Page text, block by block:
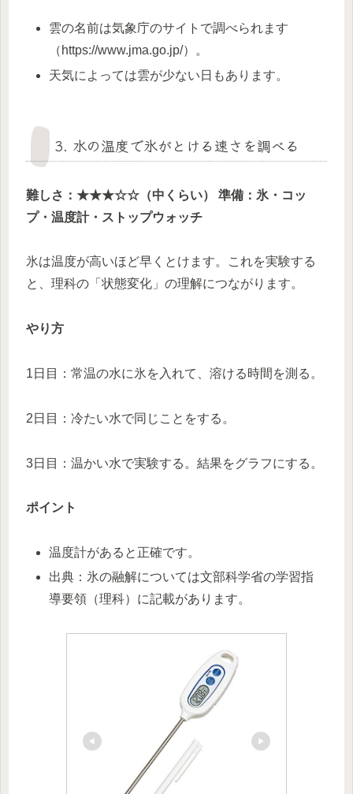
雲の名前は気象庁のサイトで調べられます
（https://www.jma.go.jp/）。
天気によっては雲が少ない日もあります。
3. 水の温度で氷がとける速さを調べる
難しさ：★★★☆☆（中くらい）
準備：氷・コッ
プ・温度計・ストップウォッチ
氷は温度が高いほど早くとけます。これを実験する
と、理科の「状態変化」の理解につながります。
やり方
1日目：常温の水に氷を入れて、溶ける時間を測る。
2日目：冷たい水で同じことをする。
3日目：温かい水で実験する。結果をグラフにする。
ポイント
温度計があると正確です。
出典：氷の融解については文部科学省の学習指
導要領（理科）に記載があります。